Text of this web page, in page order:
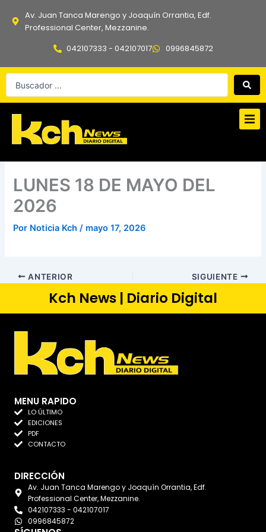
Av. Juan Tanca Marengo y Joaquín Orrantia, Edf.
Professional Center, Mezzanine.
042107333 - 042107017
0996845872
Search
LUNES 18 DE MAYO DEL
2026
Por Noticia Kch/ mayo 17, 2026
ANTERIOR SIGUIENTE
Kch News | Diario Digital
MENU RAPIDO
LO ÚLTIMO
EDICIONES
PDF
CONTACTO
DIRECCIÓN
Av. Juan Tanca Marengo y Joaquín Orrantia, Edf.
Professional Center, Mezzanine.
042107333 - 042107017
0996845872